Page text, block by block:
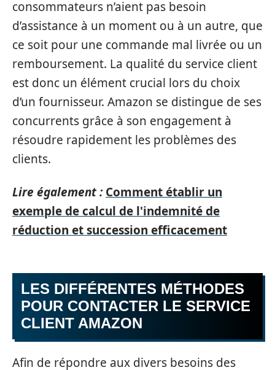
consommateurs n’aient pas besoin
d’assistance à un moment ou à un autre, que
ce soit pour une commande mal livrée ou un
remboursement. La qualité du service client
est donc un élément crucial lors du choix
d’un fournisseur. Amazon se distingue de ses
concurrents grâce à son engagement à
résoudre rapidement les problèmes des
clients.
Lire également : Comment établir un
exemple de calcul de l'indemnité de
réduction et succession efficacement
LES DIFFÉRENTES MÉTHODES
POUR CONTACTER LE SERVICE
CLIENT AMAZON
Afin de répondre aux divers besoins des